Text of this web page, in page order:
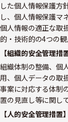
した個人情報保護方
し、個人情報保護マ
個人情報の適正な取
的・技術的の4つの
【組織的安全管理措
組織体制の整備、個
用、個人データの取
事案に対応する体制
置の見直し等に関し
【人的安全管理措置】